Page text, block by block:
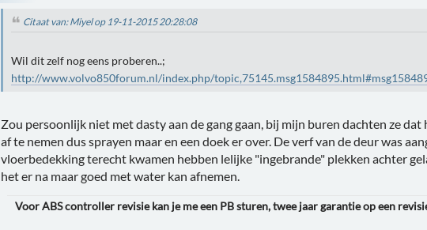
Citaat van: Miyel op 19-11-2015 20:28:08
Wil dit zelf nog eens proberen..;
http://www.volvo850forum.nl/index.php/
Zou persoonlijk niet met dasty aan de gang gaan, bij mijn buren dachten ze
af te nemen dus sprayen maar en een doek er over. De verf van de deur was
vloerbedekking terecht kwamen hebben lelijke "ingebrande" plekken achter
het er na maar goed met water kan afnemen.
Voor ABS controller revisie kan je me een PB sturen, twee jaar garantie op een